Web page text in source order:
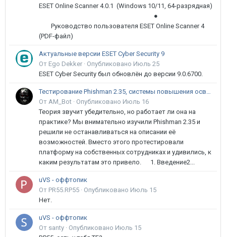
ESET Online Scanner 4.0.1 (Windows 10/11, 64-разрядная)
●
Руководство пользователя ESET Online Scanner 4
(PDF-файл)
Актуальные версии ESET Cyber Security 9
От Ego Dekker · Опубликовано Июль 25
ESET Cyber Security был обновлён до версии 9.0.6700.
Тестирование Phishman 2.35, системы повышения осведомлённости пользователей в сфере ИБ
От AM_Bot · Опубликовано Июль 16
Теория звучит убедительно, но работает ли она на
практике? Мы внимательно изучили Phishman 2.35 и
решили не останавливаться на описании её
возможностей. Вместо этого протестировали
платформу на собственных сотрудниках и удивились, к
каким результатам это привело. 1. Введение2...
uVS - оффтопик
От PR55.RP55 · Опубликовано Июль 15
Нет.
uVS - оффтопик
От santy · Опубликовано Июль 15